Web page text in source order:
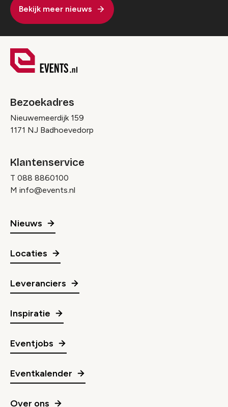
Bekijk meer nieuws
Bezoekadres
Nieuwemeerdijk 159
1171 NJ Badhoevedorp
Klantenservice
T 088 8860100
M info@events.nl
Nieuws
Locaties
Leveranciers
Inspiratie
Eventjobs
Eventkalender
Over ons